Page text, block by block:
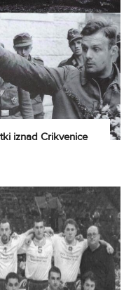
iznad Crikvenice